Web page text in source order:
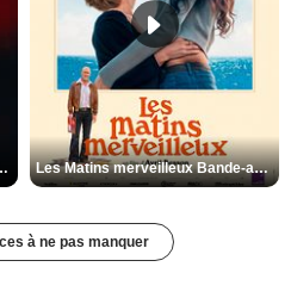
annonce VO STFR Les Matins merveilleux Bande-annonce VF
à ne pas manquer